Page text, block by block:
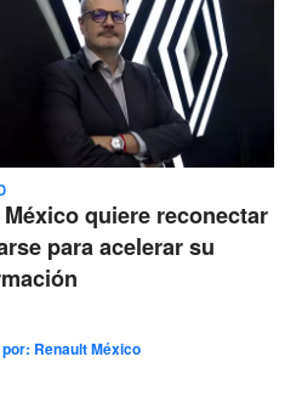
quiere reconectar
para acelerar su
Renault México